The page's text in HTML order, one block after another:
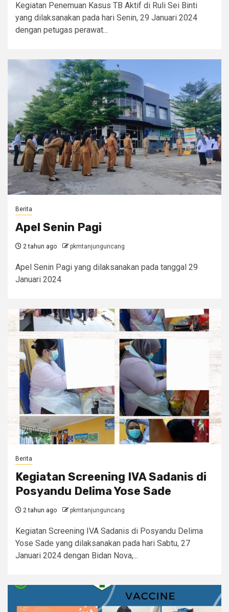
Kegiatan Penemuan Kasus TB Aktif di Ruli Sei Binti
yang dilaksanakan pada hari Senin, 29 Januari 2024
dengan petugas perawat...
Berita
Apel Senin Pagi
2 tahun ago pkmtanjunguncang
Apel Senin Pagi yang dilaksanakan pada tanggal 29
Januari 2024
Berita
Kegiatan Screening IVA Sadanis di
Posyandu Delima Yose Sade
2 tahun ago pkmtanjunguncang
Kegiatan Screening IVA Sadanis di Posyandu Delima
Yose Sade yang dilaksanakan pada hari Sabtu, 27
Januari 2024 dengan Bidan Nova,...